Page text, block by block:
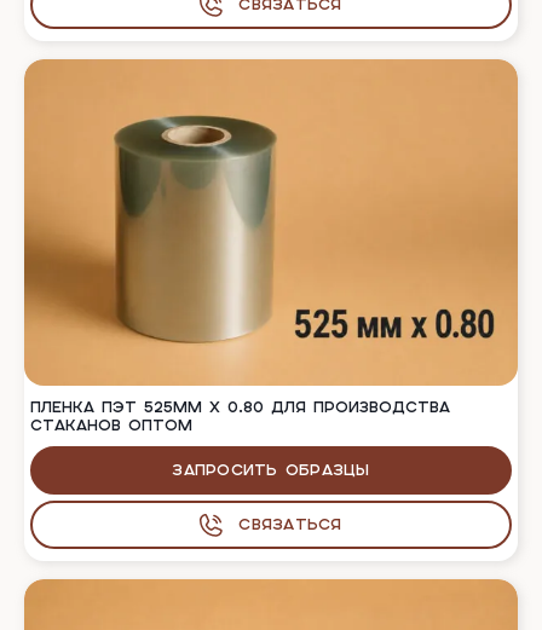
Связаться
ПЛЕНКА ПЭТ 525ММ Х 0.80 ДЛЯ ПРОИЗВОДСТВА
СТАКАНОВ ОПТОМ
Запросить образцы
Связаться